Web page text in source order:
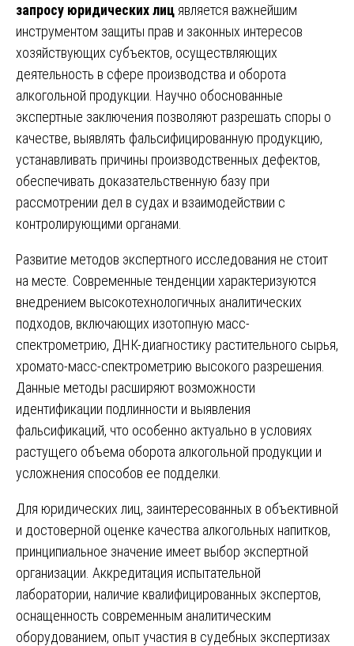
запросу юридических лиц является важнейшим
инструментом защиты прав и законных интересов
хозяйствующих субъектов, осуществляющих
деятельность в сфере производства и оборота
алкогольной продукции. Научно обоснованные
экспертные заключения позволяют разрешать споры о
качестве, выявлять фальсифицированную продукцию,
устанавливать причины производственных дефектов,
обеспечивать доказательственную базу при
рассмотрении дел в судах и взаимодействии с
контролирующими органами.
Развитие методов экспертного исследования не стоит
на месте. Современные тенденции характеризуются
внедрением высокотехнологичных аналитических
подходов, включающих изотопную масс-
спектрометрию, ДНК-диагностику растительного сырья,
хромато-масс-спектрометрию высокого разрешения.
Данные методы расширяют возможности
идентификации подлинности и выявления
фальсификаций, что особенно актуально в условиях
растущего объема оборота алкогольной продукции и
усложнения способов ее подделки.
Для юридических лиц, заинтересованных в объективной
и достоверной оценке качества алкогольных напитков,
принципиальное значение имеет выбор экспертной
организации. Аккредитация испытательной
лаборатории, наличие квалифицированных экспертов,
оснащенность современным аналитическим
оборудованием, опыт участия в судебных экспертизах